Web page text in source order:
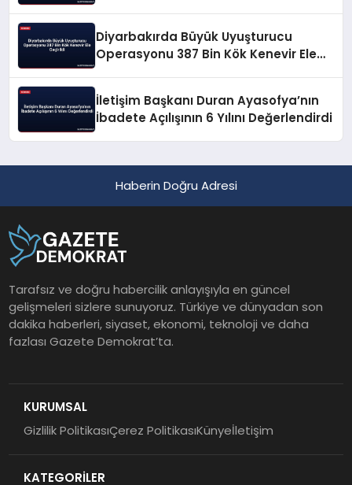
Diyarbakırda Büyük Uyuşturucu
Operasyonu 387 Bin Kök Kenevir Ele
İletişim Başkanı Duran Ayasofya’nın
İbadete Açılışının 6 Yılını Değerlendirdi
Haberin Doğru Adresi
Tarafsız ve doğru habercilik anlayışıyla en güncel
gelişmeleri sizlere sunuyoruz. Türkiye ve dünyadan son
dakika haberleri, siyaset, ekonomi, teknoloji ve daha
fazlası Gazete Demokrat’ta.
KURUMSAL
Gizlilik PolitikasıÇerez PolitikasıKünyeİletişim
KATEGORİLER